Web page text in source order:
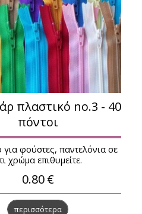
πλαστικό no.3 - 40
πόντοι
για φούστες, παντελόνια σε
χρώμα επιθυμείτε.
0.80 €
περισσότερα